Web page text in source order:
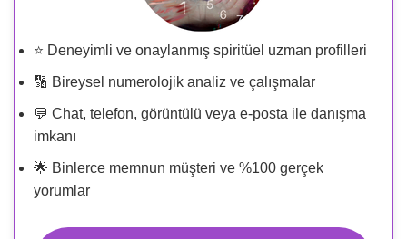
⭐ Deneyimli ve onaylanmış spiritüel uzman profilleri
🔢 Bireysel numerolojik analiz ve çalışmalar
💬 Chat, telefon, görüntülü veya e-posta ile danışma
imkanı
🌟 Binlerce memnun müşteri ve %100 gerçek
yorumlar